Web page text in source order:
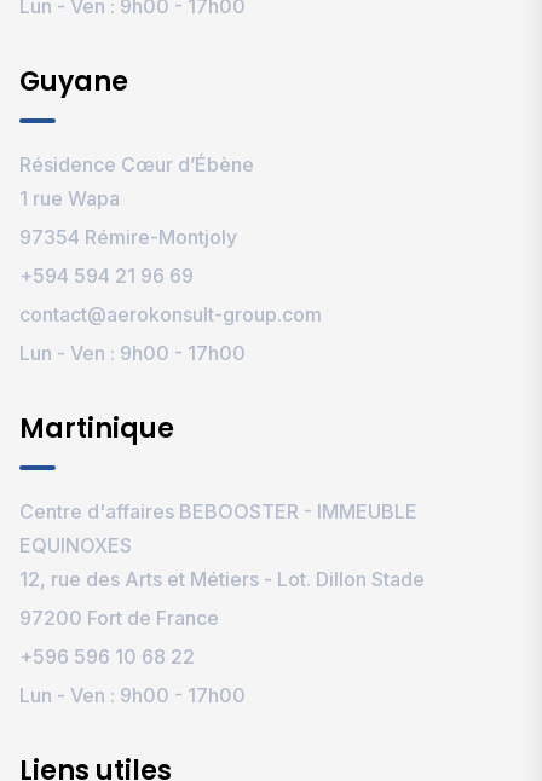
Lun - Ven : 9h00 - 17h00
Guyane
Résidence Cœur d’Ébène
1 rue Wapa
97354 Rémire-Montjoly
+594 594 21 96 69‬
contact@aerokonsult-group.com
Lun - Ven : 9h00 - 17h00
Martinique
Centre d'affaires BEBOOSTER - IMMEUBLE
EQUINOXES
12, rue des Arts et Métiers - Lot. Dillon Stade
97200 Fort de France
+596 596 10 68 22
Lun - Ven : 9h00 - 17h00
Liens utiles